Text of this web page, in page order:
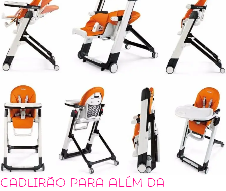
Cadeirão para além da